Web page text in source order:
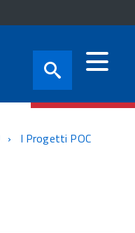
I Progetti POC